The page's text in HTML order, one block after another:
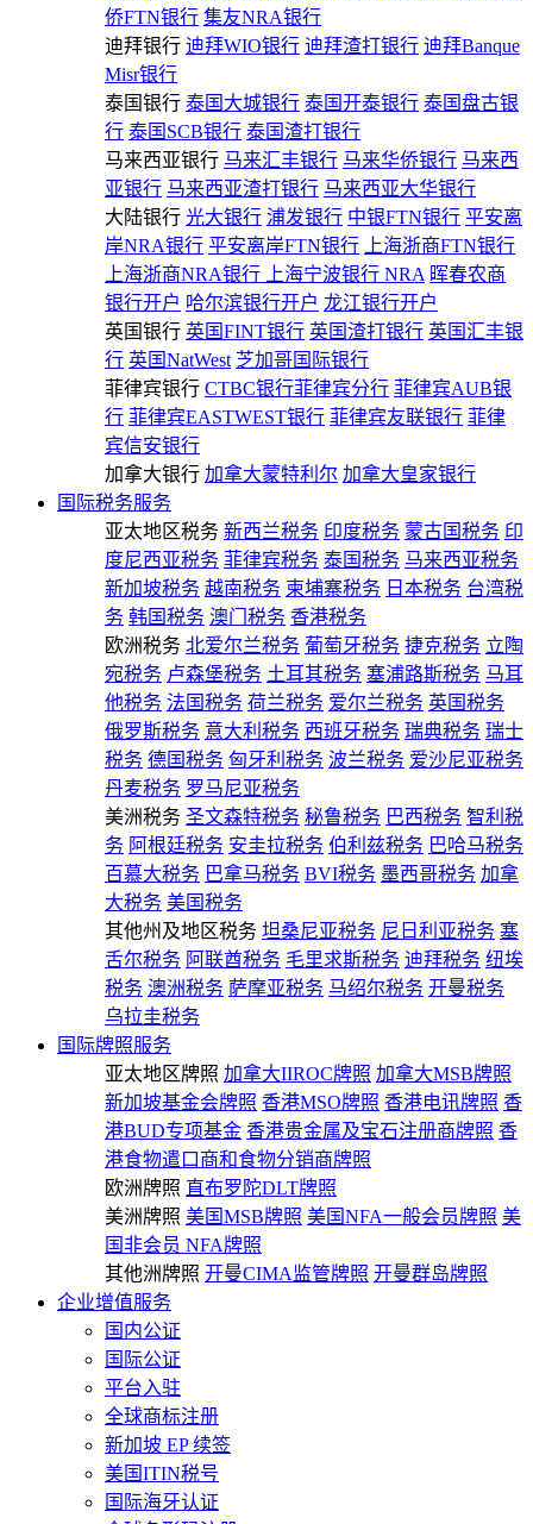
侨FTN银行 集友NRA银行
迪拜银行 迪拜WIO银行 迪拜渣打银行 迪拜Banque
Misr银行
泰国银行 泰国大城银行 泰国开泰银行 泰国盘古银
行 泰国SCB银行 泰国渣打银行
马来西亚银行 马来汇丰银行 马来华侨银行 马来西
亚银行 马来西亚渣打银行 马来西亚大华银行
大陆银行 光大银行 浦发银行 中银FTN银行 平安离
岸NRA银行 平安离岸FTN银行
上海浙商FTN银行
上海浙商NRA银行
上海宁波银行 NRA 晖春农商
银行开户 哈尔滨银行开户 龙江银行开户
英国银行 英国FINT银行 英国渣打银行 英国汇丰银
行 英国NatWest 芝加哥国际银行
菲律宾银行 CTBC银行菲律宾分行 菲律宾AUB银
行 菲律宾EASTWEST银行 菲律宾友联银行 菲律
宾信安银行
加拿大银行 加拿大蒙特利尔 加拿大皇家银行
国际税务服务
亚太地区税务 新西兰税务 印度税务 蒙古国税务 印
度尼西亚税务 菲律宾税务 泰国税务 马来西亚税务
新加坡税务 越南税务 柬埔寨税务 日本税务 台湾税
务 韩国税务 澳门税务 香港税务
欧洲税务 北爱尔兰税务 葡萄牙税务 捷克税务 立陶
宛税务 卢森堡税务 土耳其税务 塞浦路斯税务 马耳
他税务 法国税务 荷兰税务 爱尔兰税务 英国税务
俄罗斯税务 意大利税务 西班牙税务 瑞典税务 瑞士
税务 德国税务 匈牙利税务 波兰税务 爱沙尼亚税务
丹麦税务 罗马尼亚税务
美洲税务 圣文森特税务 秘鲁税务 巴西税务 智利税
务 阿根廷税务 安圭拉税务 伯利兹税务 巴哈马税务
百慕大税务 巴拿马税务 BVI税务 墨西哥税务 加拿
大税务 美国税务
其他州及地区税务 坦桑尼亚税务 尼日利亚税务 塞
舌尔税务 阿联酋税务 毛里求斯税务 迪拜税务 纽埃
税务 澳洲税务 萨摩亚税务 马绍尔税务 开曼税务
乌拉圭税务
国际牌照服务
亚太地区牌照 加拿大IIROC牌照 加拿大MSB牌照
新加坡基金会牌照 香港MSO牌照 香港电讯牌照 香
港BUD专项基金 香港贵金属及宝石注册商牌照 香
港食物遣口商和食物分销商牌照
欧洲牌照 直布罗陀DLT牌照
美洲牌照 美国MSB牌照 美国NFA一般会员牌照 美
国非会员 NFA牌照
其他洲牌照 开曼CIMA监管牌照 开曼群岛牌照
企业增值服务
国内公证
国际公证
平台入驻
全球商标注册
新加坡 EP 续签
美国ITIN税号
国际海牙认证